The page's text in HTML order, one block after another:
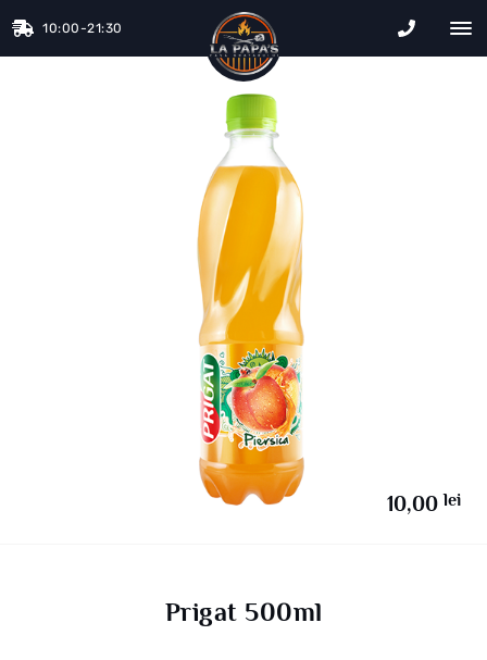
10:00-21:30
La
Prigat 500ml
10,00 lei